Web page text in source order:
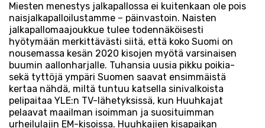
Miesten menestys jalkapallossa ei kuitenkaan ole pois
naisjalkapalloilustamme – päinvastoin. Naisten
jalkapallomaajoukkue tulee todennäköisesti
hyötymään merkittävästi siitä, että koko Suomi on
nousemassa kesän 2020 kisojen myötä varsinaisen
buumin aallonharjalle. Tuhansia uusia pikku poikia-
sekä tyttöjä ympäri Suomen saavat ensimmäistä
kertaa nähdä, miltä tuntuu katsella sinivalkoista
pelipaitaa YLE:n TV-lähetyksissä, kun Huuhkajat
pelaavat maailman isoimman ja suosituimman
urheilulajin EM-kisoissa. Huuhkajien kisapaikan